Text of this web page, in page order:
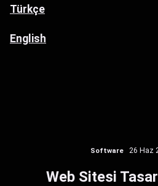
Türkçe
English
Software 26 Haz
Web Sitesi